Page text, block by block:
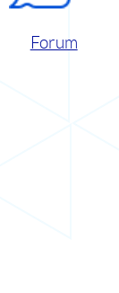
Forum